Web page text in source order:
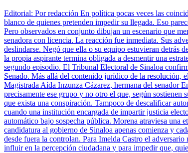
Editorial: Por redacción En política pocas veces las
blanco de quienes pretenden impedir su llegada. Eso
Pero observados en conjunto dibujan un escenario que
senadora con licencia. La reacción fue inmediata. Sus
deslindarse. Negó que ella o su equipo estuvieran detrás
la propia aspirante termina obligada a desmentir una
segundo episodio. El Tribunal Electoral de Sinaloa
Senado. Más allá del contenido jurídico de la resolución,
Magistrada Aída Inzunza Cázarez, hermana del senador
precisamente ese grupo y no otro el que, según
que exista una conspiración. Tampoco de descalificar
cuando una institución encargada de impartir justicia
automático bajo sospecha pública. Morena atraviesa una
candidatura al gobierno de Sinaloa apenas comienza y
desde fuera la controlan. Para Imelda Castro el
influir en la percepción ciudadana y para impedir que,